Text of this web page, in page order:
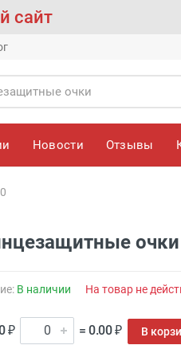
сайт
Новости Отзывы
В наличии На товар не
₽ = 0.00 ₽ В